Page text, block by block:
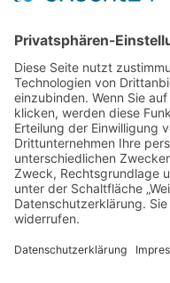
MITMACHEN UND
© 2026 ASB-Kreisverband
Impressum